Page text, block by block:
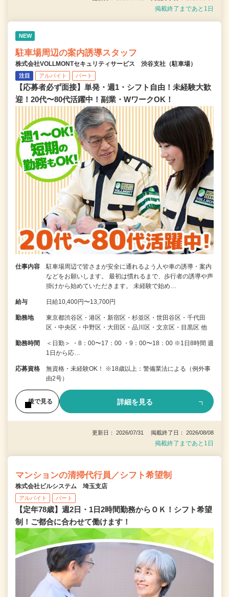
掲載終了まであと1日
NEW
駐車場周辺の案内誘導スタッフ
株式会社VOLLMONTセキュリティサービス 渋谷支社（駐車場）
注目 アルバイト パート
【応募者必ず面接】単発・週1・シフト自由！未経験大歓
迎！20代〜80代活躍中！副業・WワークOK！
仕事内容
駐車場周辺で皆さまが安全に通れるよう人や車の誘導・案内
などをお願いします。 最初は慣れるまで、歩行者の誘導や声
掛けから始めていただきます。 未経験で始め…
給与 日給10,400円〜13,700円
勤務地
東京都渋谷区・港区・新宿区・杉並区・世田谷区・千代田
区・中央区・中野区・大田区・品川区・文京区・目黒区 他
勤務時間
＜日勤＞ ・8：00〜17：00 ・9：00〜18：00 ※1日8時間 週
1日から応…
応募資格
無資格・未経験OK！ ※18歳以上：警備業法による（例外事
由2号）
後で見る 詳細を見る
更新日： 2026/07/31 掲載終了日： 2026/08/08
掲載終了まであと1日
マンションの清掃代行員／シフト希望制
株式会社ビルシステム 埼玉支店
アルバイト パート
【定年78歳】週2日・1日2時間勤務からＯＫ！シフト希望
制！ご都合に合わせて働けます！